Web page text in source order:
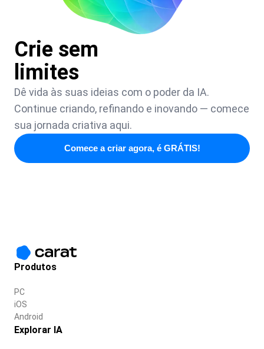
Crie sem
limites
Dê vida às suas ideias com o poder da IA.
Continue criando, refinando e inovando — comece
sua jornada criativa aqui.
Comece a criar agora, é GRÁTIS!
Produtos
PC
iOS
Android
Explorar IA